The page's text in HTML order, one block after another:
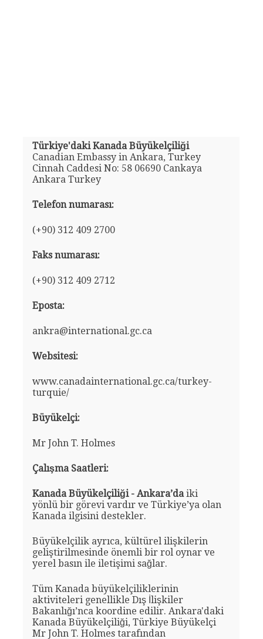
Türkiye'daki Kanada Büyükelçiliği
Canadian Embassy in Ankara, Turkey
Cinnah Caddesi No: 58 06690 Cankaya
Ankara Turkey
Telefon numarası:
(+90) 312 409 2700
Faks numarası:
(+90) 312 409 2712
Eposta:
ankra@international.gc.ca
Websitesi:
www.canadainternational.gc.ca/turkey-
turquie/
Büyükelçi:
Mr John T. Holmes
Çalışma Saatleri:
Kanada Büyükelçiliği - Ankara’daiki
yönlü bir görevi vardır ve Türkiye’ya olan
Kanada ilgisini destekler.
Büyükelçilik ayrıca, kültürel ilişkilerin
geliştirilmesinde önemli bir rol oynar ve
yerel basın ile iletişimi sağlar.
Tüm Kanada büyükelçiliklerinin
aktiviteleri genellikle Dış İlişkiler
Bakanlığı’nca koordine edilir. Ankara'daki
Kanada Büyükelçiliği, Türkiye Büyükelçi
Mr John T. Holmes tarafından